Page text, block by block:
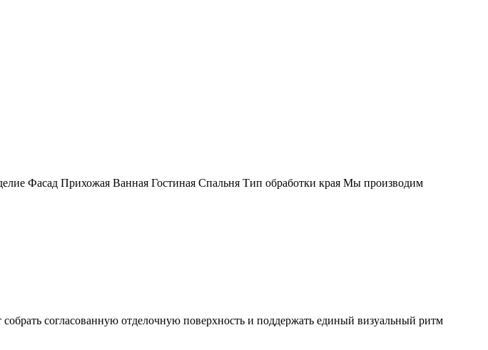
Фасад Прихожая Ванная Гостиная Спальня Тип обработки края Мы производим
собрать согласованную отделочную поверхность и поддержать единый визуальный ритм